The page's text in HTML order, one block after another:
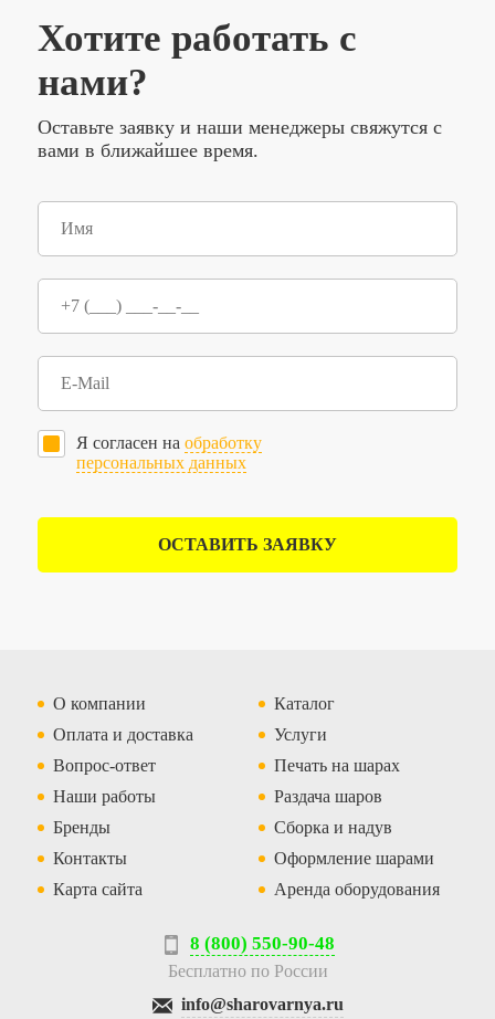
Хотите работать с
нами?
Оставьте заявку и наши менеджеры свяжутся с
вами в ближайшее время.
Я согласен на обработку
персональных данных
ОСТАВИТЬ ЗАЯВКУ
О компании
Оплата и доставка
Вопрос-ответ
Наши работы
Бренды
Контакты
Карта сайта
Каталог
Услуги
Печать на шарах
Раздача шаров
Сборка и надув
Оформление шарами
Аренда оборудования
8 (800) 550-90-48
Бесплатно по России
info@sharovarnya.ru